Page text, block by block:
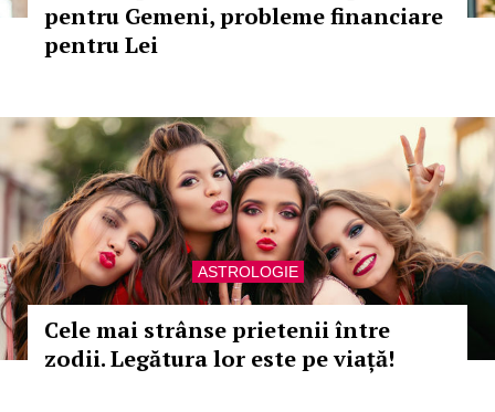
pentru Gemeni, probleme financiare
pentru Lei
ASTROLOGIE
Cele mai strânse prietenii între
zodii. Legătura lor este pe viață!